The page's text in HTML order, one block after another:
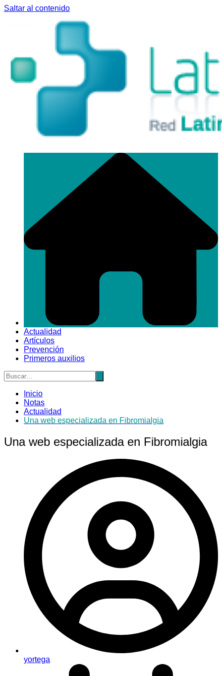
Saltar al contenido
Actualidad
Artículos
Prevención
Primeros auxilios
Inicio
Notas
Actualidad
Una web especializada en Fibromialgia
Una web especializada en Fibromialgia
yortega